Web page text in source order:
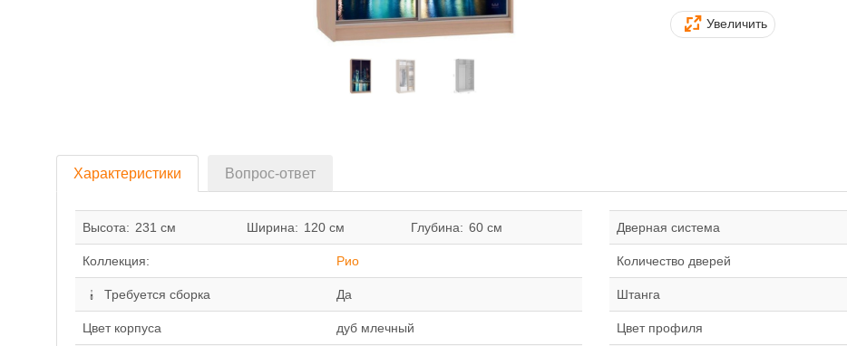
Увеличить
Характеристики Вопрос-ответ
Высота: 231 см Ширина: 120 см Глубина: 60 см
Коллекция: Рио
Требуется сборка Да
Цвет корпуса дуб млечный
Дверная система
Количество дверей
Штанга
Цвет профиля